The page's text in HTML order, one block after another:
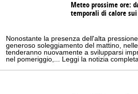
Meteo prossime ore:
temporali di calore
Nonostante la presenza dell'alta
generoso soleggiamento del mattino,
tenderanno nuovamente a svilupparsi
nel pomeriggio,... Leggi la notizia completa